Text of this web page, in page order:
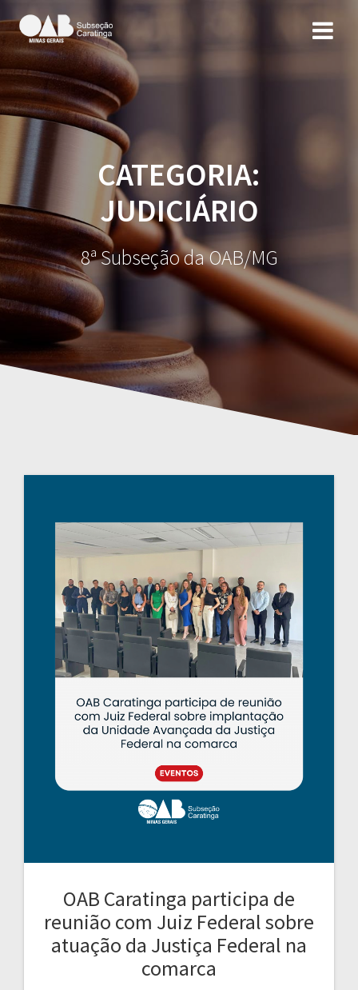
CATEGORIA:
JUDICIÁRIO
8ª Subseção da OAB/MG
OAB Caratinga participa de
reunião com Juiz Federal sobre
atuação da Justiça Federal na
comarca